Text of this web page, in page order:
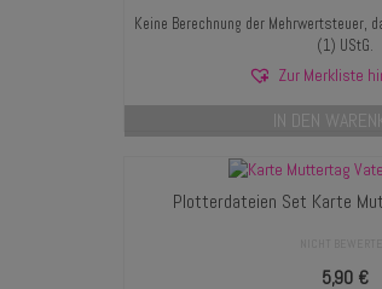
Keine Berechnung der Mehrwertsteuer,
(1) UStG.
Zur Merkliste
IN DEN
Plotterdateien Set Karte
5,90 €